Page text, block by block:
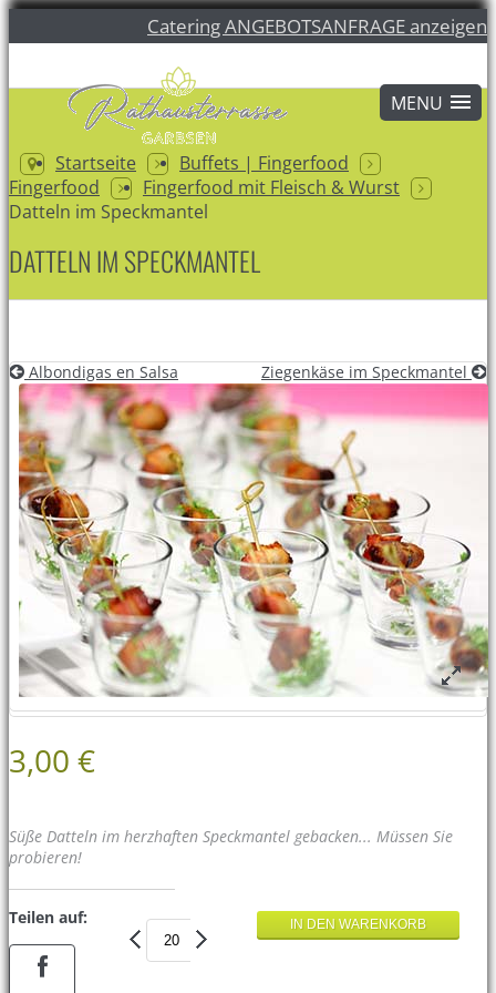
Catering ANGEBOTSANFRAGE anzeigen
Startseite
Buffets | Fingerfood
Fingerfood
Fingerfood mit Fleisch & Wurst
Datteln im Speckmantel
DATTELN IM SPECKMANTEL
Albondigas en Salsa Ziegenkäse im Speckmantel
3,00 €
Süße Datteln im herzhaften Speckmantel gebacken... Müssen Sie
probieren!
Teilen auf: